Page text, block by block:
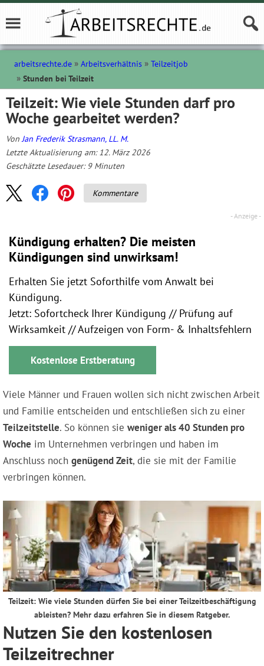
arbeitsrechte.de Arbeitsverhältnis
Teilzeitjob
Stunden bei Teilzeit
Teilzeit: Wie viele Stunden darf pro
Woche gearbeitet werden?
VonJan Frederik Strasmann, LL. M.
Letzte Aktualisierung am: 12. März 2026
Geschätzte Lesedauer: 9 Minuten
Kommentare
Kündigung erhalten? Die meisten
Kündigungen sind unwirksam!
Erhalten Sie jetzt Soforthilfe vom Anwalt bei
Kündigung.
Jetzt: Sofortcheck Ihrer Kündigung // Prüfung auf
Wirksamkeit // Aufzeigen von Form- & Inhaltsfehlern
Kostenlose Erstberatung
Viele Männer und Frauen wollen sich nicht zwischen Arbeit
und Familie entscheiden und entschließen sich zu einer
Teilzeitstelle. So können sie weniger als 40 Stunden pro
Woche im Unternehmen verbringen und haben im
Anschluss noch genügend Zeit, die sie mit der Familie
verbringen können.
Teilzeit: Wie viele Stunden dürfen Sie bei einer Teilzeitbeschäftigung
ableisten? Mehr dazu erfahren Sie in diesem Ratgeber.
Nutzen Sie den kostenlosen
Teilzeitrechner